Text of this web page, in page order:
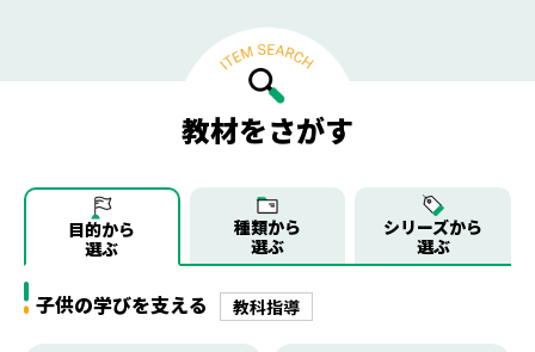
教材をさがす
目的から
選ぶ
種類から
選ぶ
シリーズから
選ぶ
子供の学びを支える 教科指導